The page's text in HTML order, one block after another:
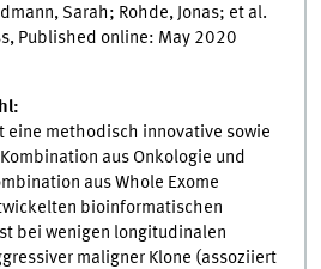
Sarah; Rohde, Jonas; et al.
Published online: May 2020
eine methodisch innovative sowie
aus Onkologie und
aus Whole Exome
bioinformatischen
bei wenigen longitudinalen
maligner Klone (assoziiert